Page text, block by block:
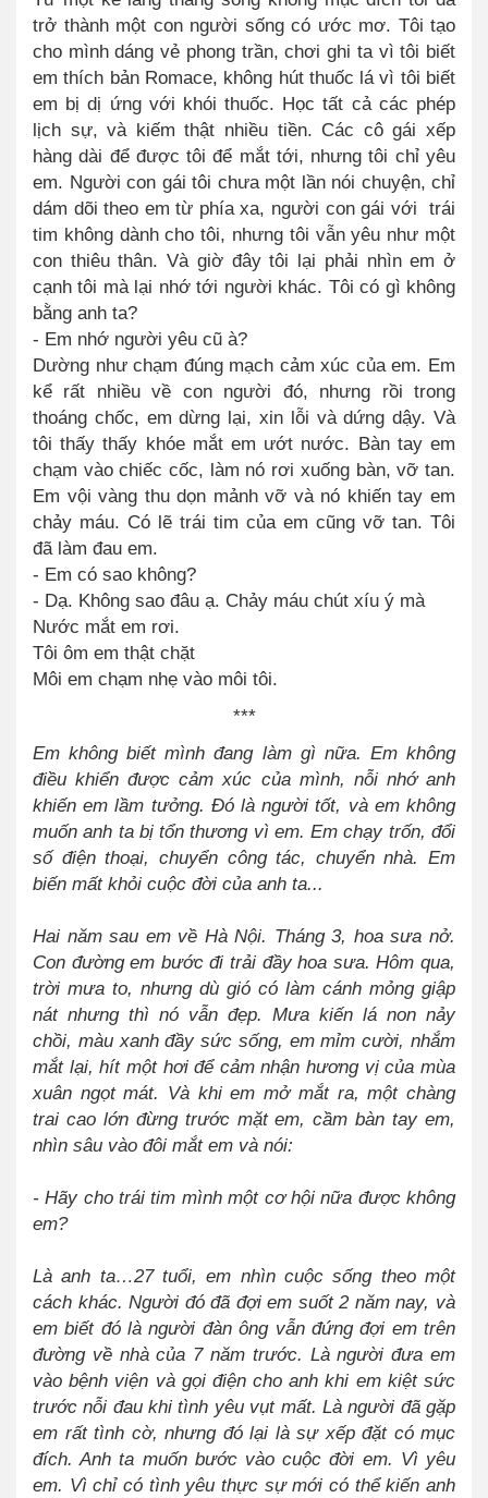
trở thành một con người sống có ước mơ. Tôi tạo
cho mình dáng vẻ phong trần, chơi ghi ta vì tôi biết
em thích bản Romace, không hút thuốc lá vì tôi biết
em bị dị ứng với khói thuốc. Học tất cả các phép
lịch sự, và kiếm thật nhiều tiền. Các cô gái xếp
hàng dài để được tôi để mắt tới, nhưng tôi chỉ yêu
em. Người con gái tôi chưa một lần nói chuyện, chỉ
dám dõi theo em từ phía xa, người con gái với trái
tim không dành cho tôi, nhưng tôi vẫn yêu như một
con thiêu thân. Và giờ đây tôi lại phải nhìn em ở
cạnh tôi mà lại nhớ tới người khác. Tôi có gì không
bằng anh ta?
- Em nhớ người yêu cũ à?
Dường như chạm đúng mạch cảm xúc của em. Em
kể rất nhiều về con người đó, nhưng rồi trong
thoáng chốc, em dừng lại, xin lỗi và dứng dậy. Và
tôi thấy thấy khóe mắt em ướt nước. Bàn tay em
chạm vào chiếc cốc, làm nó rơi xuống bàn, vỡ tan.
Em vội vàng thu dọn mảnh vỡ và nó khiến tay em
chảy máu. Có lẽ trái tim của em cũng vỡ tan. Tôi
đã làm đau em.
- Em có sao không?
- Dạ. Không sao đâu ạ. Chảy máu chút xíu ý mà
Nước mắt em rơi.
Tôi ôm em thật chặt
Môi em chạm nhẹ vào môi tôi.
***
Em không biết mình đang làm gì nữa. Em không
điều khiển được cảm xúc của mình, nỗi nhớ anh
khiến em lầm tưởng. Đó là người tốt, và em không
muốn anh ta bị tổn thương vì em. Em chạy trốn, đổi
số điện thoại, chuyển công tác, chuyển nhà. Em
biến mất khỏi cuộc đời của anh ta...
Hai năm sau em về Hà Nội. Tháng 3, hoa sưa nở.
Con đường em bước đi trải đầy hoa sưa. Hôm qua,
trời mưa to, nhưng dù gió có làm cánh mỏng giập
nát nhưng thì nó vẫn đẹp. Mưa kiến lá non nảy
chồi, màu xanh đầy sức sống, em mỉm cười, nhắm
mắt lại, hít một hơi để cảm nhận hương vị của mùa
xuân ngọt mát. Và khi em mở mắt ra, một chàng
trai cao lớn đừng trước mặt em, cầm bàn tay em,
nhìn sâu vào đôi mắt em và nói:
- Hãy cho trái tim mình một cơ hội nữa được không
em?
Là anh ta…27 tuổi, em nhìn cuộc sống theo một
cách khác. Người đó đã đợi em suốt 2 năm nay, và
em biết đó là người đàn ông vẫn đứng đợi em trên
đường về nhà của 7 năm trước. Là người đưa em
vào bệnh viện và gọi điện cho anh khi em kiệt sức
trước nỗi đau khi tình yêu vụt mất. Là người đã gặp
em rất tình cờ, nhưng đó lại là sự xếp đặt có mục
đích. Anh ta muốn bước vào cuộc đời em. Vì yêu
em. Vì chỉ có tình yêu thực sự mới có thể kiến anh